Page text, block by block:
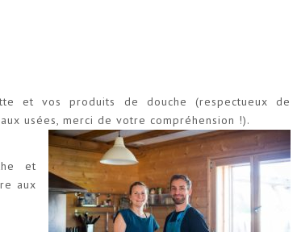
et vos produits de douche (respectueux de
usées, merci de votre compréhension !).
et
aux